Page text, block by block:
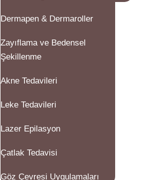
Dermapen & Dermaroller
Zayıflama ve Bedensel
Şekillenme
Akne Tedavileri
Leke Tedavileri
Lazer Epilasyon
Çatlak Tedavisi
Göz Çevresi Uygulamaları